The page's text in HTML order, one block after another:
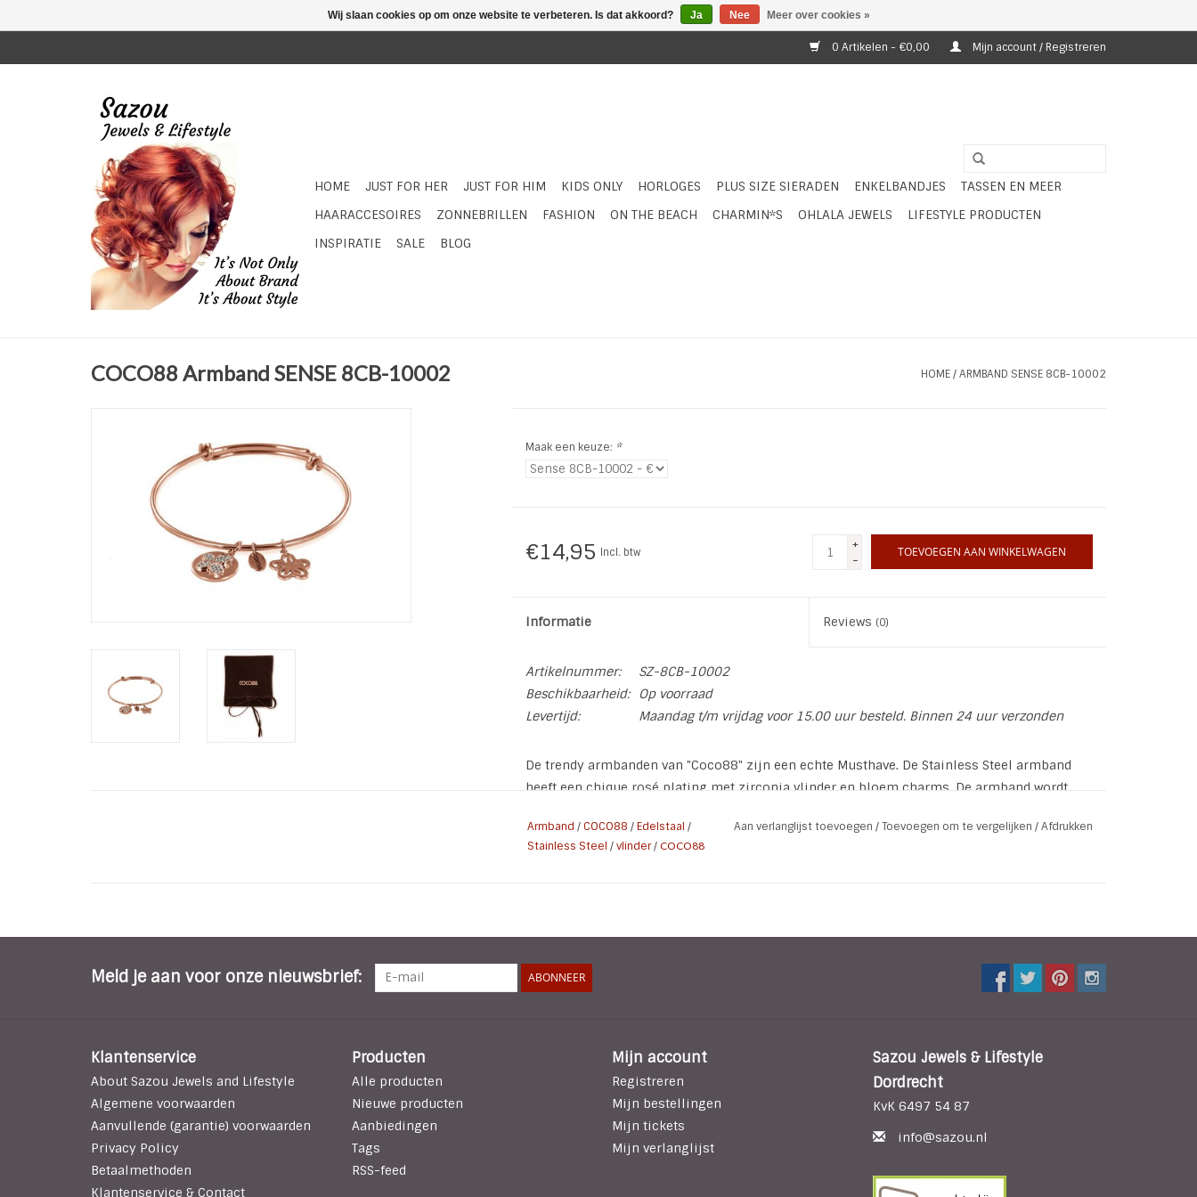
0 Artikelen - €0,00 Mijn account / Registreren
HOME JUST FOR HER JUST FOR HIM KIDS ONLY HORLOGES PLUS SIZE SIERADEN ENKELBANDJES
TASSEN EN MEER
HAARACCESOIRES
ZONNEBRILLEN FASHION ON THE BEACH CHARMIN*S OHLALA JEWELS
LIFESTYLE PRODUCTEN
INSPIRATIE
SALE BLOG
COCO88 Armband SENSE 8CB-10002 HOME/ARMBAND SENSE 8CB-10002
Maak een keuze: *
€14,95 Incl. btw
+
-
TOEVOEGEN AAN WINKELWAGEN
Informatie Reviews (0)
Artikelnummer:
SZ-8CB-10002
Beschikbaarheid:
Op voorraad
Levertijd:
Maandag t/m vrijdag voor 15.00 uur besteld. Binnen 24 uur verzonden
De trendy armbanden van "Coco88" zijn een echte Musthave. De Stainless Steel armband
heeft een chique rosé plating met zirconia vlinder en bloem charms. De armband wordt
Collectie naam: Sense
Maat: 63 mm
Armband /COCO88 /Edelstaal /
Stainless Steel /vlinder/ COCO88
Aan verlanglijst toevoegen /Toevoegen om te vergelijken /Afdrukken
Meld je aan voor onze nieuwsbrief: ABONNEER
Klantenservice
About Sazou Jewels and Lifestyle
Algemene voorwaarden
Aanvullende (garantie) voorwaarden
Privacy Policy
Betaalmethoden
Klantenservice & Contact
Producten
Alle producten
Nieuwe producten
Aanbiedingen
Tags
RSS-feed
Mijn account
Registreren
Mijn bestellingen
Mijn tickets
Mijn verlanglijst
Sazou Jewels & Lifestyle
Dordrecht
KvK 6497 54 87
info@sazou.nl
Wij slaan cookies op om onze website te verbeteren. Is dat akkoord? Ja Nee Meer over cookies »